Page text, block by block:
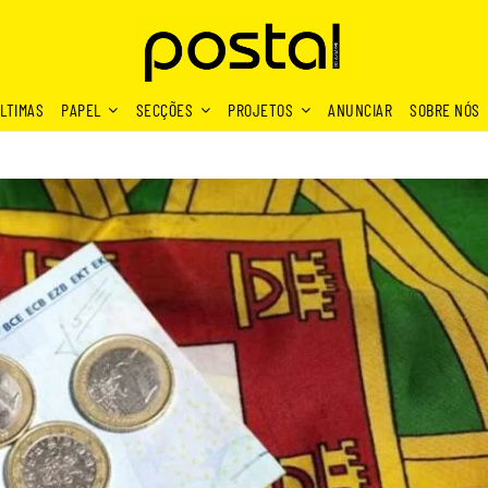
PAPEL SECÇÕES PROJETOS ANUNCIAR SOBRE NÓS